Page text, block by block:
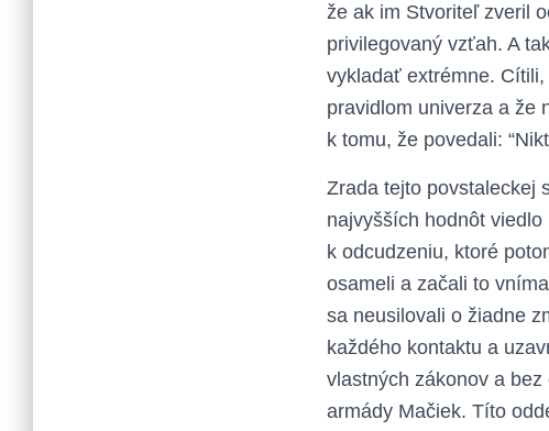
že ak im Stvoriteľ zveril
privilegovaný vzťah. A
vykladať extrémne.
pravidlom univerza a že
k tomu, že povedali:
Zrada tejto povstaleckej
najvyšších hodnôt
k odcudzeniu, ktoré
osameli a začali to
sa neusilovali o žiadne
každého kontaktu a
vlastných zákonov a
armády Mačiek. Títo